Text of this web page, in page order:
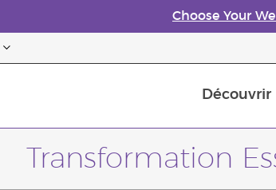
Choose Your
Découvrir
Transformation